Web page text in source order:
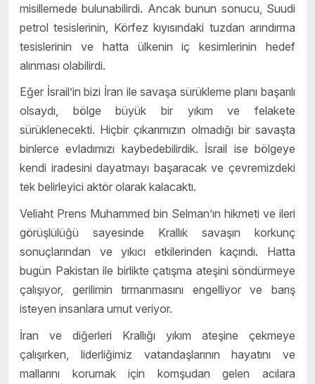
misillemede bulunabilirdi. Ancak bunun sonucu, Suudi
petrol tesislerinin, Körfez kıyısındaki tuzdan arındırma
tesislerinin ve hatta ülkenin iç kesimlerinin hedef
alınması olabilirdi.
Eğer İsrail’in bizi İran ile savaşa sürükleme planı başarılı
olsaydı, bölge büyük bir yıkım ve felakete
sürüklenecekti. Hiçbir çıkarımızın olmadığı bir savaşta
binlerce evladımızı kaybedebilirdik. İsrail ise bölgeye
kendi iradesini dayatmayı başaracak ve çevremizdeki
tek belirleyici aktör olarak kalacaktı.
Veliaht Prens Muhammed bin Selman’ın hikmeti ve ileri
görüşlülüğü sayesinde Krallık savaşın korkunç
sonuçlarından ve yıkıcı etkilerinden kaçındı. Hatta
bugün Pakistan ile birlikte çatışma ateşini söndürmeye
çalışıyor, gerilimin tırmanmasını engelliyor ve barış
isteyen insanlara umut veriyor.
İran ve diğerleri Krallığı yıkım ateşine çekmeye
çalışırken, liderliğimiz vatandaşlarının hayatını ve
mallarını korumak için komşudan gelen acılara